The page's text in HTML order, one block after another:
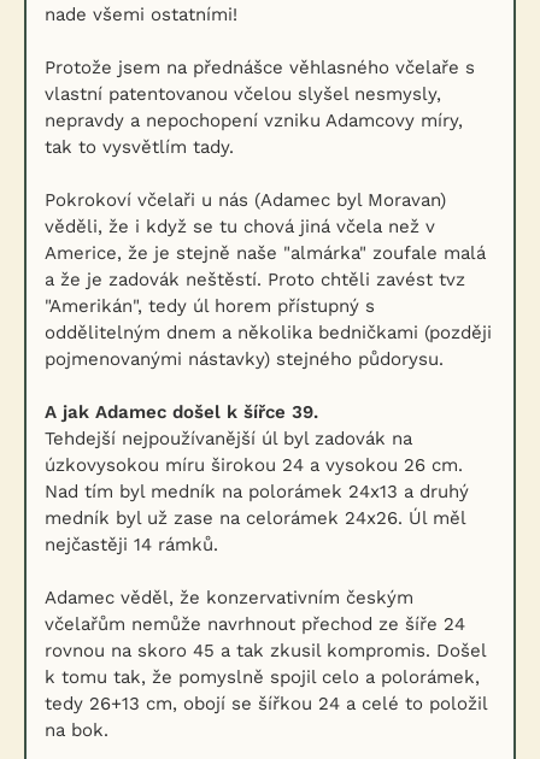
nade všemi ostatními!
Protože jsem na přednášce věhlasného včelaře s
vlastní patentovanou včelou slyšel nesmysly,
nepravdy a nepochopení vzniku Adamcovy míry,
tak to vysvětlím tady.
Pokrokoví včelaři u nás (Adamec byl Moravan)
věděli, že i když se tu chová jiná včela než v
Americe, že je stejně naše "almárka" zoufale malá
a že je zadovák neštěstí. Proto chtěli zavést tvz
"Amerikán", tedy úl horem přístupný s
oddělitelným dnem a několika bedničkami (později
pojmenovanými nástavky) stejného půdorysu.
A jak Adamec došel k šířce 39.
Tehdejší nejpoužívanější úl byl zadovák na
úzkovysokou míru širokou 24 a vysokou 26 cm.
Nad tím byl medník na polorámek 24x13 a druhý
medník byl už zase na celorámek 24x26. Úl měl
nejčastěji 14 rámků.
Adamec věděl, že konzervativním českým
včelařům nemůže navrhnout přechod ze šíře 24
rovnou na skoro 45 a tak zkusil kompromis. Došel
k tomu tak, že pomyslně spojil celo a polorámek,
tedy 26+13 cm, obojí se šířkou 24 a celé to položil
na bok.